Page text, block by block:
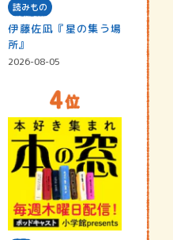
読みもの
伊藤佐凪『星の集う場
所』
2026-08-05